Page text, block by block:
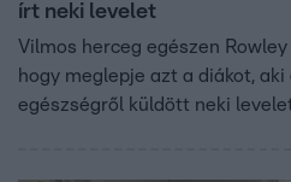
írt neki levelet
Vilmos herceg egészen
hogy meglepje azt a diákot,
egészségről küldött neki